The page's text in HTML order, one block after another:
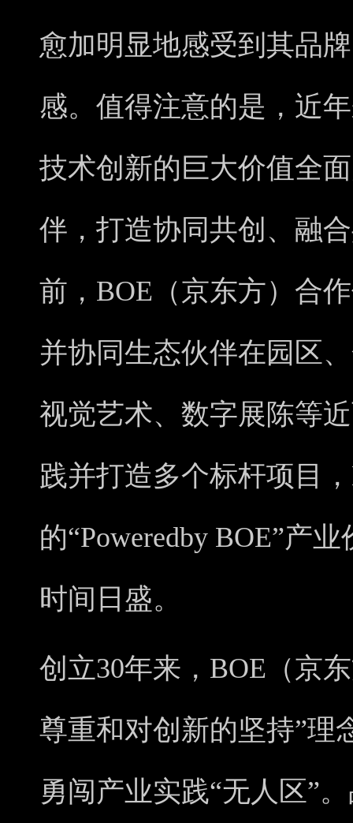
愈加明显地感受到其品
感。值得注意的是，近
技术创新的巨大价值全
伴，打造协同共创、融
前，BOE（京东方）合
并协同生态伙伴在园区
视觉艺术、数字展陈等
践并打造多个标杆项目
的“Poweredby BOE”产
时间日盛。
创立30年来，BOE（京
尊重和对创新的坚持”理
勇闯产业实践“无人区”